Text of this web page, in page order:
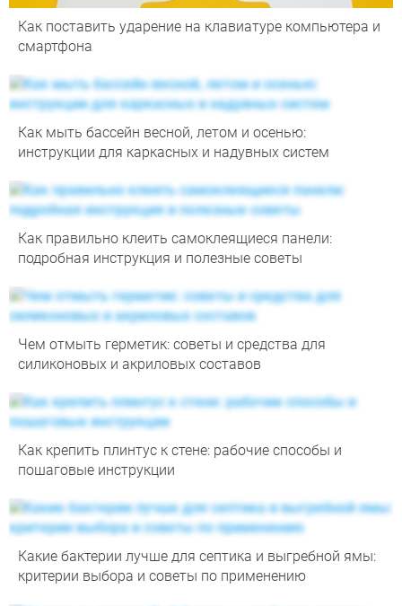
Как поставить ударение на клавиатуре компьютера и
смартфона
Как мыть бассейн весной, летом и осенью:
инструкции для каркасных и надувных систем
Как правильно клеить самоклеящиеся панели:
подробная инструкция и полезные советы
Чем отмыть герметик: советы и средства для
силиконовых и акриловых составов
Как крепить плинтус к стене: рабочие способы и
пошаговые инструкции
Какие бактерии лучше для септика и выгребной ямы:
критерии выбора и советы по применению